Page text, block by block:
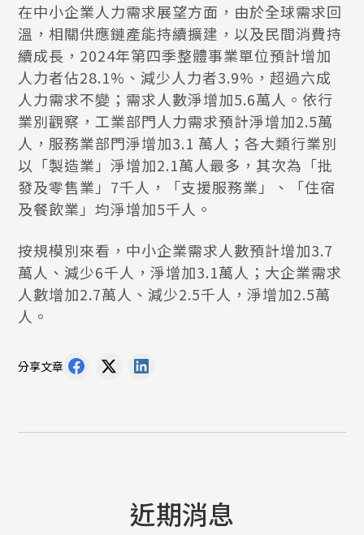
在中小企業人力需求展望方面，由於全球需求回
溫，相關供應鏈產能持續擴建，以及民間消費持
續成長，2024年第四季整體事業單位預計增加
人力者佔28.1%、減少人力者3.9%，超過六成
人力需求不變；需求人數淨增加5.6萬人。依行
業別觀察，工業部門人力需求預計淨增加2.5萬
人，服務業部門淨增加3.1 萬人；各大類行業別
以「製造業」淨增加2.1萬人最多，其次為「批
發及零售業」7千人，「支援服務業」、「住宿
及餐飲業」均淨增加5千人。
按規模別來看，中小企業需求人數預計增加3.7
萬人、減少6千人，淨增加3.1萬人；大企業需求
人數增加2.7萬人、減少2.5千人，淨增加2.5萬
人。
分享文章
近期消息